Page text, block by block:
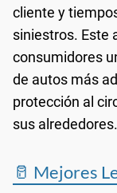
cliente y
siniestros. Este
consumidores
de autos más
protección al
sus alrededores.
🥛 Mejores